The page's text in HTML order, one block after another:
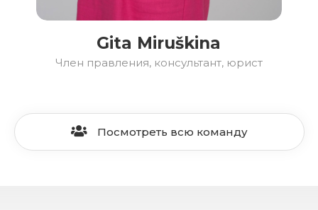
Gita Miruškina
Член правления, консультант, юрист
Посмотреть всю команду